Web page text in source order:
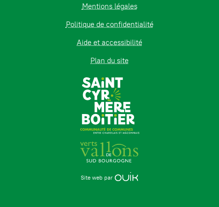
Mentions légales
Politique de confidentialité
Aide et accessibilité
Plan du site
Site web par